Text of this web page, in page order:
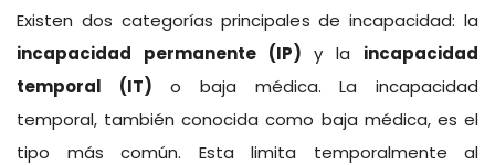
Existen dos categorías principales de incapacidad: la
incapacidad permanente (IP) y la incapacidad
temporal (IT) o baja médica. La incapacidad
temporal, también conocida como baja médica, es el
tipo más común. Esta limita temporalmente al